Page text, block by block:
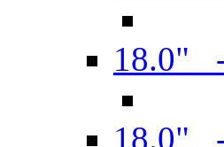
18.0"
18.0"